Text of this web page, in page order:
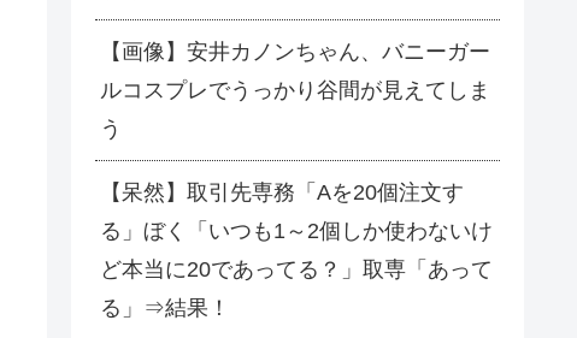
【画像】安井カノンちゃん、バニーガー
ルコスプレでうっかり谷間が見えてしま
う
【呆然】取引先専務「Aを20個注文す
る」ぼく「いつも1～2個しか使わないけ
ど本当に20であってる？」取専「あって
る」⇒結果！